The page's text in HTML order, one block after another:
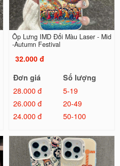
Ốp Lưng IMD Đổi Màu Laser - Mid
-Autumn Festival
32.000 đ
Đơn giá
Số lượng
28.000 đ
5-19
26.000 đ
20-49
24.000 đ
50-100